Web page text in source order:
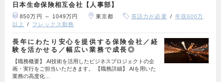
日本生命保険相互会社【人事部】
850万円 ～ 1049万円 東京都 英語力が必要
年収600万
以上
フレックス勤務
長年にわたり安心を提供する保険会社／経
験を活かせる／幅広い業務で成長◎
【職務概要】 AI技術を活用したビジネスプロジェクトの企
画・実行をご担当いただきます。 【職務詳細】 AIを用いた
業務の高度化…